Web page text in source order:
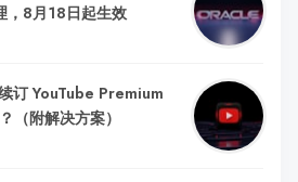
，8月18日起生效
订 YouTube Premium
（附解决方案）